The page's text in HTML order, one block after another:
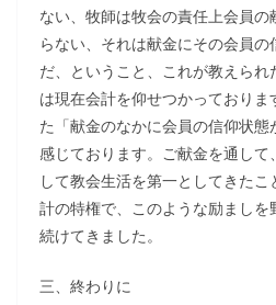
ない、牧師は牧会の責任上会員
らない、それは献金にその会員の
だ、ということ、これが教えら
は現在会計を仰せつかっており
た「献金のなかに会員の信仰状態
感じております。ご献金を通し
して教会生活を第一としてきた
計の特権で、このような励ましを
続けてきました。
三、終わりに